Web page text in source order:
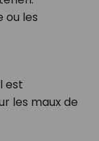
ou les
est
les maux de